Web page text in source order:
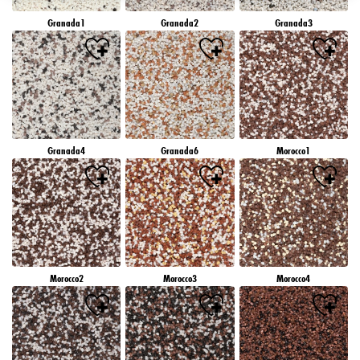
Granada1 Granada2 Granada3
Granada4 Granada6 Morocco1
Morocco2 Morocco3 Morocco4
záujmov), na tejto webovej lokalite a v iných médiách (tretích strán) prostredníctvom
zariadení, ktoré boli pridelené vám alebo vašej domácnosti, ako aj na meranie a
optimalizáciu úspešnosti reklamných kampaní..
Viac informácií o spracovaní vašich údajov nájdete v našom vyhlásení o ochrane
údajov, ktoré je uvedené v pätičke (časť "Cookies, pixely, odtlačky prstov a podobné
technológie"). Svoj súhlas môžete kedykoľvek odvolať s účinnosťou do budúcnosti
vypnutím súborov cookie na našej webovej stránke v časti "Nastavenia súborov cookie"
prepojenej v pätičke. Ďalšie informácie týkajúce sa súborov cookie používaných na tejto
webovej lokalite, najmä doby ich uchovávania, nájdete v podrobných informáciách o
jednotlivých súboroch cookie, ktoré sú k dispozícii po kliknutí na tlačidlo "upraviť"
nižšie".
Ak kliknete na "Upraviť", môžete nájsť viac informácií o spracovaní vašich
údajov/používaní súborov cookie a povoliť ich na jeden alebo viacero vyššie
uvedených účelov. Kliknutím na "Prijať všetko" súhlasíte s používaním súborov cookie,
ako aj so spracovaním vašich osobných údajov na všetky vyššie uvedené účely. Ak
kliknete na "Odmietnuť", budú sa používať len súbory cookie, ktoré sú technicky
nevyhnutné na poskytovanie tejto webovej stránky.